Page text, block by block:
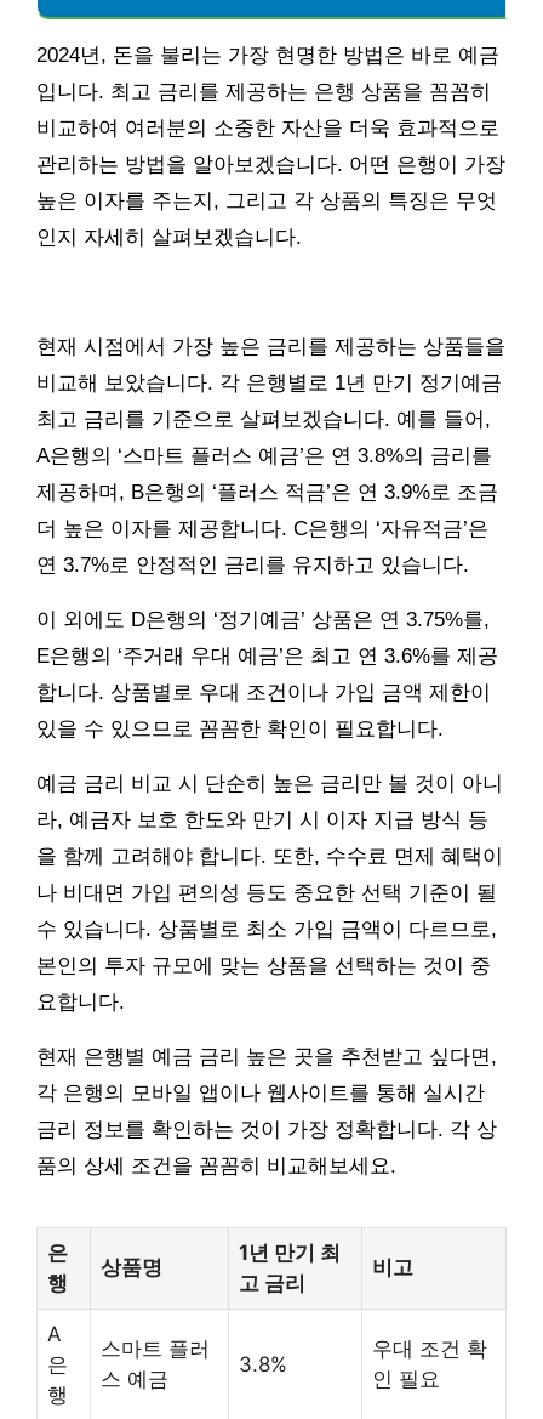
2024년, 돈을 불리는 가장 현명한 방법은 바로 예금
입니다. 최고 금리를 제공하는 은행 상품을 꼼꼼히
비교하여 여러분의 소중한 자산을 더욱 효과적으로
관리하는 방법을 알아보겠습니다. 어떤 은행이 가장
높은 이자를 주는지, 그리고 각 상품의 특징은 무엇
인지 자세히 살펴보겠습니다.
현재 시점에서 가장 높은 금리를 제공하는 상품들을
비교해 보았습니다. 각 은행별로 1년 만기 정기예금
최고 금리를 기준으로 살펴보겠습니다. 예를 들어,
A은행의 ‘스마트 플러스 예금’은 연 3.8%의 금리를
제공하며, B은행의 ‘플러스 적금’은 연 3.9%로 조금
더 높은 이자를 제공합니다. C은행의 ‘자유적금’은
연 3.7%로 안정적인 금리를 유지하고 있습니다.
이 외에도 D은행의 ‘정기예금’ 상품은 연 3.75%를,
E은행의 ‘주거래 우대 예금’은 최고 연 3.6%를 제공
합니다. 상품별로 우대 조건이나 가입 금액 제한이
있을 수 있으므로 꼼꼼한 확인이 필요합니다.
예금 금리 비교 시 단순히 높은 금리만 볼 것이 아니
라, 예금자 보호 한도와 만기 시 이자 지급 방식 등
을 함께 고려해야 합니다. 또한, 수수료 면제 혜택이
나 비대면 가입 편의성 등도 중요한 선택 기준이 될
수 있습니다. 상품별로 최소 가입 금액이 다르므로,
본인의 투자 규모에 맞는 상품을 선택하는 것이 중
요합니다.
현재 은행별 예금 금리 높은 곳을 추천받고 싶다면,
각 은행의 모바일 앱이나 웹사이트를 통해 실시간
금리 정보를 확인하는 것이 가장 정확합니다. 각 상
품의 상세 조건을 꼼꼼히 비교해보세요.
은
행
상품명
1년 만기 최
고 금리
비고
A
은
행
스마트 플러
스 예금
3.8%
우대 조건 확
인 필요